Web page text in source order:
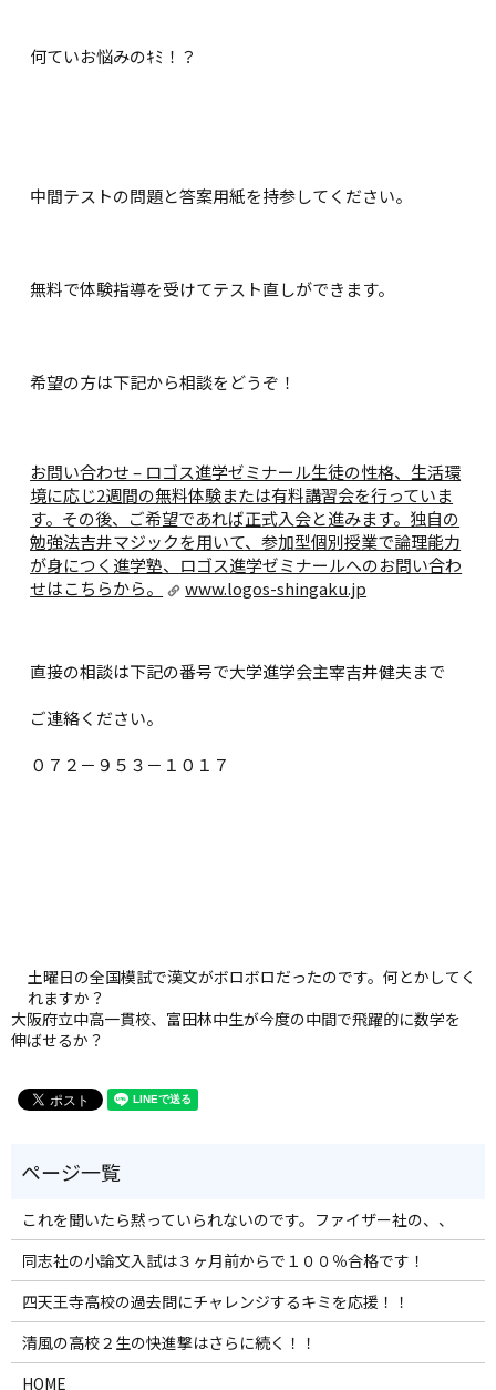
何ていお悩みのｷﾐ！？
中間テストの問題と答案用紙を持参してください。
無料で体験指導を受けてテスト直しができます。
希望の方は下記から相談をどうぞ！
お問い合わせ – ロゴス進学ゼミナール生徒の性格、生活環
境に応じ2週間の無料体験または有料講習会を行っていま
す。その後、ご希望であれば正式入会と進みます。独自の
勉強法吉井マジックを用いて、参加型個別授業で論理能力
が身につく進学塾、ロゴス進学ゼミナールへのお問い合わ
せはこちらから。
www.logos-shingaku.jp
直接の相談は下記の番号で大学進学会主宰吉井健夫まで
ご連絡ください。
０７２－９５３－１０１７
土曜日の全国模試で漢文がボロボロだったのです。何とかしてく
れますか？
大阪府立中高一貫校、富田林中生が今度の中間で飛躍的に数学を
伸ばせるか？
これを聞いたら黙っていられないのです。ファイザー社の、、
同志社の小論文入試は３ヶ月前からで１００％合格です！
四天王寺高校の過去問にチャレンジするキミを応援！！
清風の高校２生の快進撃はさらに続く！！
HOME